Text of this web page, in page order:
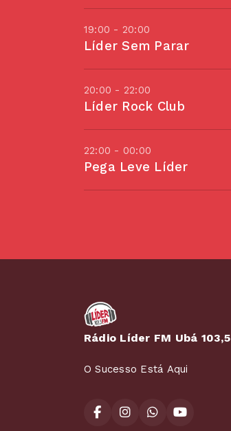
19:00 - 20:00
Líder Sem Parar
20:00 - 22:00
Líder Rock Club
22:00 - 00:00
Pega Leve Líder
Rádio Líder FM Ubá 103,5
O Sucesso Está Aqui